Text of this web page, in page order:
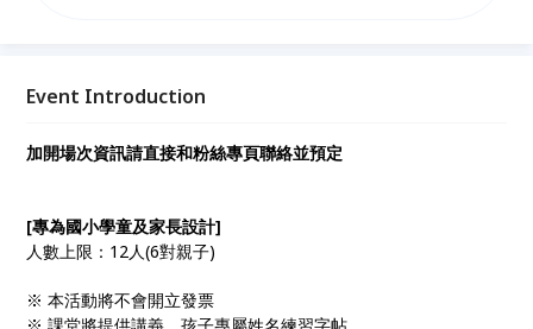
為珍貴。歡迎你一起加入~
Event Introduction
加開場次資訊請直接和粉絲專頁聯絡並預定
[專為國小學童及家長設計]
人數上限：12人(6對親子)
※ 本活動將不會開立發票